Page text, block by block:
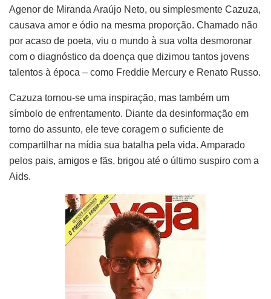
Agenor de Miranda Araújo Neto, ou simplesmente Cazuza,
causava amor e ódio na mesma proporção. Chamado não
por acaso de poeta, viu o mundo à sua volta desmoronar
com o diagnóstico da doença que dizimou tantos jovens
talentos à época – como Freddie Mercury e Renato Russo.
Cazuza tornou-se uma inspiração, mas também um
símbolo de enfrentamento. Diante da desinformação em
torno do assunto, ele teve coragem o suficiente de
compartilhar na mídia sua batalha pela vida. Amparado
pelos pais, amigos e fãs, brigou até o último suspiro com a
Aids.